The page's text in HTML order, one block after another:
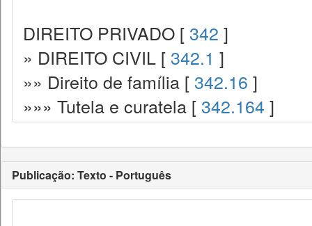
DIREITO PRIVADO [ 342 ]
» DIREITO CIVIL [ 342.1 ]
»» Direito de família [ 342.16 ]
»»» Tutela e curatela [ 342.164 ]
Publicação: Texto - Português